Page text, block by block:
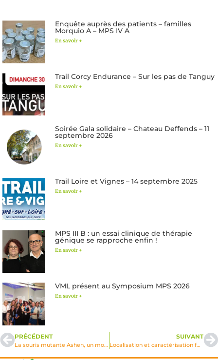
Enquête auprès des patients – familles
Morquio A – MPS IV A
En savoir +
Trail Corcy Endurance – Sur les pas de Tanguy
En savoir +
Soirée Gala solidaire – Chateau Deffends – 11
septembre 2026
En savoir +
Trail Loire et Vignes – 14 septembre 2025
En savoir +
MPS III B : un essai clinique de thérapie
génique se rapproche enfin !
En savoir +
VML présent au Symposium MPS 2026
En savoir +
PRÉCÉDENT
La souris mutante Ashen, un modèle pour l’étude in vivo de la fonction sécrétrice du lysosome dans la régulation immune et pour la thérapie génique du syndrome de Griscelli
SUIVANT
Localisation et caractérisation fonctionnelle du SLAMP 1, une nouvelle protéïne membranaire lysosomale associée